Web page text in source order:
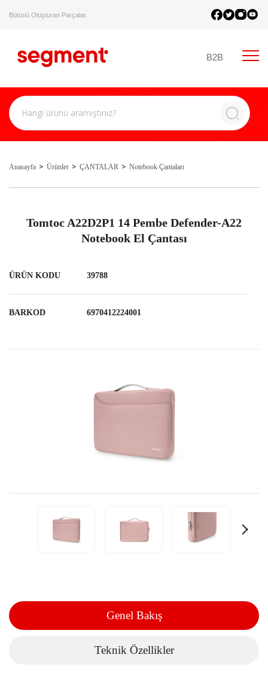
Bütünü Oluşturan Parçalar.
B2B
Anasayfa Ürünler ÇANTALAR Notebook Çantaları
Tomtoc A22D2P1 14 Pembe Defender-A22
Notebook El Çantası
ÜRÜN KODU 39788
BARKOD 6970412224001
Genel Bakış
Teknik Özellikler